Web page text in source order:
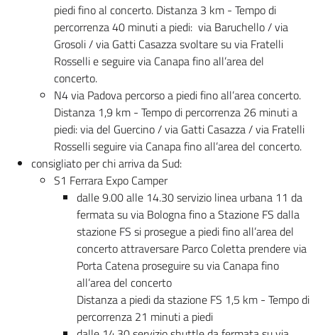
piedi fino al concerto. Distanza 3 km - Tempo di
percorrenza 40 minuti a piedi: via Baruchello / via
Grosoli / via Gatti Casazza svoltare su via Fratelli
Rosselli e seguire via Canapa fino all’area del
concerto.
N4 via Padova percorso a piedi fino all’area concerto.
Distanza 1,9 km - Tempo di percorrenza 26 minuti a
piedi: via del Guercino / via Gatti Casazza / via Fratelli
Rosselli seguire via Canapa fino all’area del concerto.
consigliato per chi arriva da Sud:
S1 Ferrara Expo Camper
dalle 9.00 alle 14.30 servizio linea urbana 11 da
fermata su via Bologna fino a Stazione FS dalla
stazione FS si prosegue a piedi fino all’area del
concerto attraversare Parco Coletta prendere via
Porta Catena proseguire su via Canapa fino
all’area del concerto
Distanza a piedi da stazione FS 1,5 km - Tempo di
percorrenza 21 minuti a piedi